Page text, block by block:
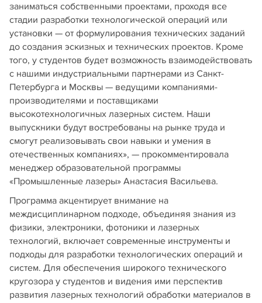
заниматься собственными проектами, проходя все
стадии разработки технологической операций или
установки — от формулирования технических заданий
до создания эскизных и технических проектов. Кроме
того, у студентов будет возможность взаимодействовать
с нашими индустриальными партнерами из Санкт-
Петербурга и Москвы — ведущими компаниями-
производителями и поставщиками
высокотехнологичных лазерных систем. Наши
выпускники будут востребованы на рынке труда и
смогут реализовывать свои навыки и умения в
отечественных компаниях», — прокомментировала
менеджер образовательной программы
«Промышленные лазеры» Анастасия Васильева.
Программа акцентирует внимание на
междисциплинарном подходе, объединяя знания из
физики, электроники, фотоники и лазерных
технологий, включает современные инструменты и
подходы для разработки технологических операций и
систем. Для обеспечения широкого технического
кругозора у студентов и видения ими перспектив
развития лазерных технологий обработки материалов в